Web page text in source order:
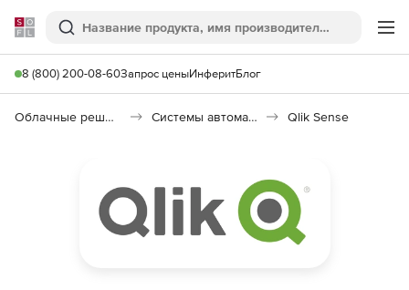
Softline
Поиск
8 (800) 200-08-60Запрос ценыИнферитБлог
Облачные решения (SaaS) Системы автоматизации (SaaS) Qlik Sense